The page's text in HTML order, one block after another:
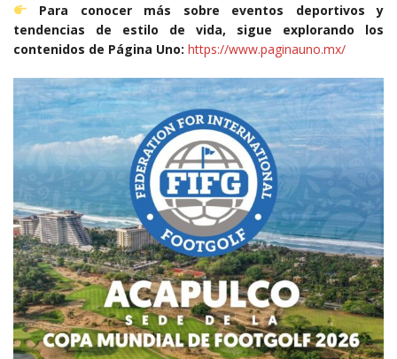
Para conocer más sobre eventos deportivos y
tendencias de estilo de vida, sigue explorando los
contenidos de Página Uno: https://www.paginauno.mx/